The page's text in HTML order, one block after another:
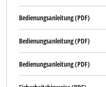
Bedienungsanleitung (PDF)
Bedienungsanleitung (PDF)
Bedienungsanleitung (PDF)